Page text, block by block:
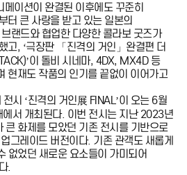
메이션이 완결된 이후에도 꾸준히
터 큰 사랑을 받고 있는 일본의
랜드와 협업한 다양한 콜라보 굿즈가
고, ‘극장판 「진격의 거인」완결편 더
이 돌비 시네마, 4DX, MX4D 등
현재도 작품의 인기를 끝없이 이어가고
시 ‘진격의 거인展 FINAL’이 오는 6월
서 개최된다. 이번 전시는 지난 2023년
큰 화제를 모았던 기존 전시를 기반으로
그레이드 버전이다. 기존 관객도 새롭게
없었던 새로운 요소들이 가미되어
.